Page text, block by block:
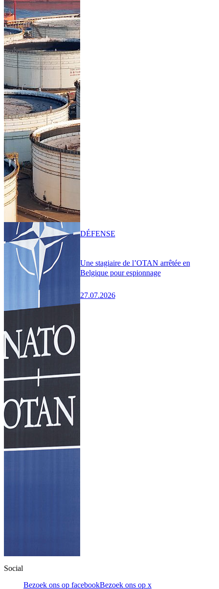
Une stagiaire de l’OTAN arrêtée en
Belgique pour espionnage
27.07.2026
DÉFENSE
Social
Bezoek ons op facebookBezoek ons op x